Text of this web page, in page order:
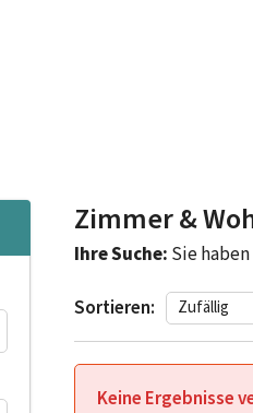
Zimmer &
Ihre Suche: Sie
Sortieren:
Keine Ergebnisse